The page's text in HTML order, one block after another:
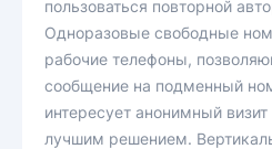
пользоваться повторной
Одноразовые свободные
рабочие телефоны,
сообщение на подменный
интересует анонимный
лучшим решением.